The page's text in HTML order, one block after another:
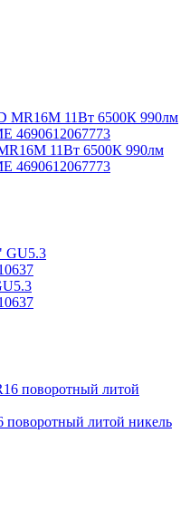
11Вт 6500К 990лм
4690612067773
поворотный литой никель